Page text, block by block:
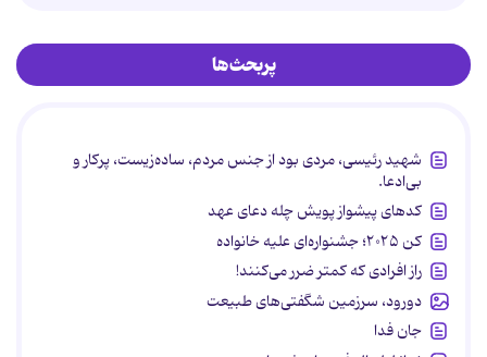
پربحث‌ها
شهید رئیسی، مردی بود از جنس مردم، ساده‌زیست، پرکار و
بی‌ادعا.
کدهای پیشواز پویش چله دعای عهد
کن ۲۰۲۵؛ جشنواره‌ای علیه خانواده
راز افرادی که کمتر ضرر می‌کنند!
دورود، سرزمین شگفتی‌های طبیعت
جان فدا